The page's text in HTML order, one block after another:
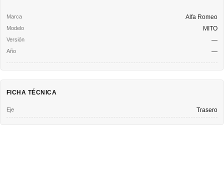
Alfa Romeo
MITO
—
—
FICHA TÉCNICA
Eje Trasero